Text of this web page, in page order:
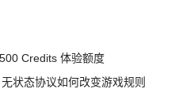
Credits 体验额度
状态协议如何改变游戏规则